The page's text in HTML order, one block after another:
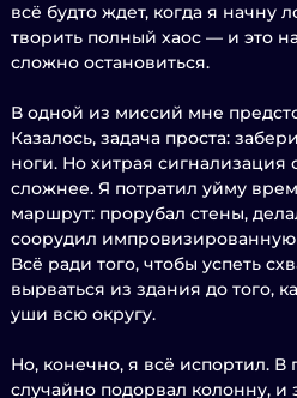
всё будто ждет, когда я начну
творить полный хаос — и это
сложно остановиться.
В одной из миссий мне
Казалось, задача проста:
ноги. Но хитрая сигнализация
сложнее. Я потратил уйму
маршрут: прорубал стены,
соорудил
Всё ради того, чтобы успеть
вырваться из здания до того,
уши всю округу.
Но, конечно, я всё испортил. В
случайно подорвал колонну, и